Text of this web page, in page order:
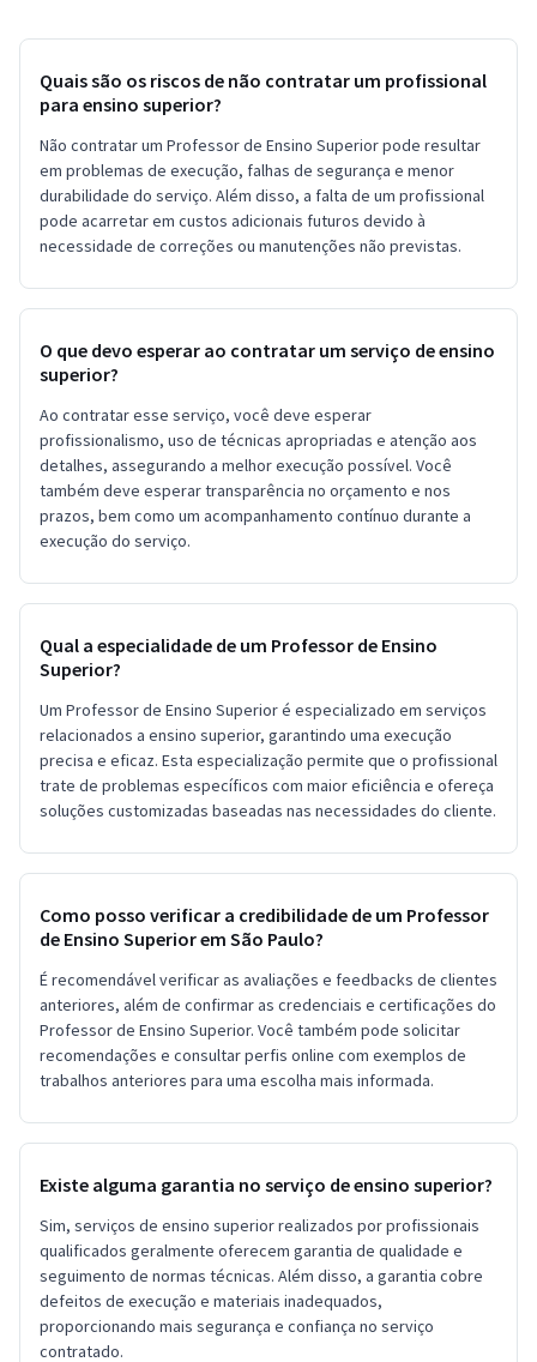
Quais são os riscos de não contratar um profissional
para ensino superior?
Não contratar um Professor de Ensino Superior pode resultar
em problemas de execução, falhas de segurança e menor
durabilidade do serviço. Além disso, a falta de um profissional
pode acarretar em custos adicionais futuros devido à
necessidade de correções ou manutenções não previstas.
O que devo esperar ao contratar um serviço de ensino
superior?
Ao contratar esse serviço, você deve esperar
profissionalismo, uso de técnicas apropriadas e atenção aos
detalhes, assegurando a melhor execução possível. Você
também deve esperar transparência no orçamento e nos
prazos, bem como um acompanhamento contínuo durante a
execução do serviço.
Qual a especialidade de um Professor de Ensino
Superior?
Um Professor de Ensino Superior é especializado em serviços
relacionados a ensino superior, garantindo uma execução
precisa e eficaz. Esta especialização permite que o profissional
trate de problemas específicos com maior eficiência e ofereça
soluções customizadas baseadas nas necessidades do cliente.
Como posso verificar a credibilidade de um Professor
de Ensino Superior em São Paulo?
É recomendável verificar as avaliações e feedbacks de clientes
anteriores, além de confirmar as credenciais e certificações do
Professor de Ensino Superior. Você também pode solicitar
recomendações e consultar perfis online com exemplos de
trabalhos anteriores para uma escolha mais informada.
Existe alguma garantia no serviço de ensino superior?
Sim, serviços de ensino superior realizados por profissionais
qualificados geralmente oferecem garantia de qualidade e
seguimento de normas técnicas. Além disso, a garantia cobre
defeitos de execução e materiais inadequados,
proporcionando mais segurança e confiança no serviço
contratado.